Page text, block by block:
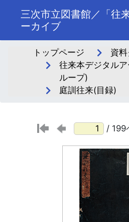
三次市立図書館／「往
ーカイブ
トップページ
資
往来本デジタル
ループ)
庭訓往来(目録)
/ 199